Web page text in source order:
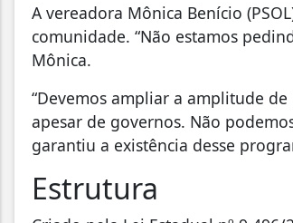
A vereadora Mônica Benício
comunidade. “Não estamos
Mônica.
“Devemos ampliar a amplitude
apesar de governos. Não
garantiu a existência desse
Estrutura